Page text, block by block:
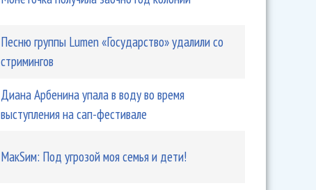
Песню группы Lumen «Государство» удалили со
стримингов
Диана Арбенина упала в воду во время
выступления на сап-фестивале
МакSим: Под угрозой моя семья и дети!